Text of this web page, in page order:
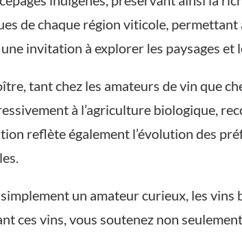
de chaque région viticole,
invitation à explorer les paysages
tant chez les amateurs de vin que
à l’agriculture biologique,
reflète également l’évolution des
un amateur curieux, les
ces vins, vous soutenez non